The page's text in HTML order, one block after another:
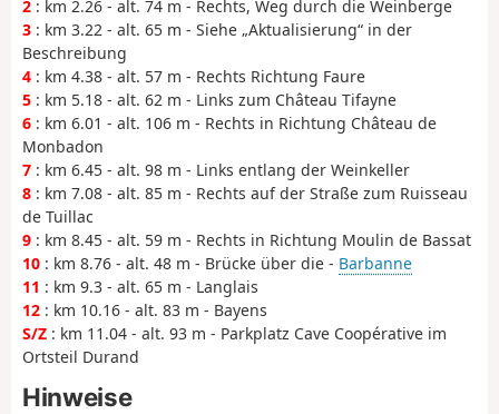
2 : km 2.26 - alt. 74 m - Rechts, Weg durch die Weinberge
3 : km 3.22 - alt. 65 m - Siehe „Aktualisierung“ in der
Beschreibung
4 : km 4.38 - alt. 57 m - Rechts Richtung Faure
5 : km 5.18 - alt. 62 m - Links zum Château Tifayne
6 : km 6.01 - alt. 106 m - Rechts in Richtung Château de
Monbadon
7 : km 6.45 - alt. 98 m - Links entlang der Weinkeller
8 : km 7.08 - alt. 85 m - Rechts auf der Straße zum Ruisseau
de Tuillac
9 : km 8.45 - alt. 59 m - Rechts in Richtung Moulin de Bassat
10 : km 8.76 - alt. 48 m - Brücke über die - Barbanne
11 : km 9.3 - alt. 65 m - Langlais
12 : km 10.16 - alt. 83 m - Bayens
S/Z : km 11.04 - alt. 93 m - Parkplatz Cave Coopérative im
Ortsteil Durand
Hinweise